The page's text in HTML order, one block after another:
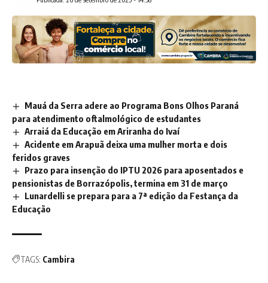
Mauá da Serra adere ao Programa Bons Olhos Paraná
para atendimento oftalmológico de estudantes
Arraiá da Educação em Ariranha do Ivaí
Acidente em Arapuã deixa uma mulher morta e dois
feridos graves
Prazo para insenção do IPTU 2026 para aposentados e
pensionistas de Borrazópolis, termina em 31 de março
Lunardelli se prepara para a 7ª edição da Festança da
Educação
TAGS: Cambira